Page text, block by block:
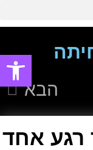
הבא
רגע אחד
פתח